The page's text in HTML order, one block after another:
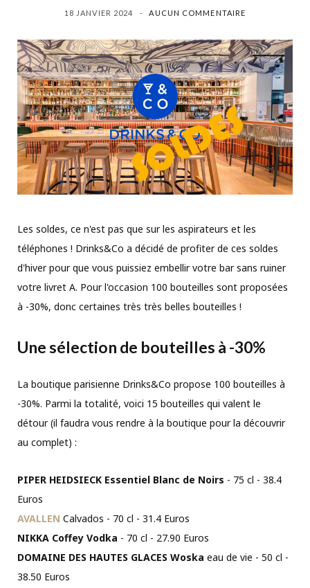
18 JANVIER 2024 AUCUN COMMENTAIRE
Les soldes, ce n'est pas que sur les aspirateurs et les
téléphones ! Drinks&Co a décidé de profiter de ces soldes
d'hiver pour que vous puissiez embellir votre bar sans ruiner
votre livret A. Pour l'occasion 100 bouteilles sont proposées
à -30%, donc certaines très très belles bouteilles !
Une sélection de bouteilles à -30%
La boutique parisienne Drinks&Co propose 100 bouteilles à
-30%. Parmi la totalité, voici 15 bouteilles qui valent le
détour (il faudra vous rendre à la boutique pour la découvrir
au complet) :
PIPER HEIDSIECK Essentiel Blanc de Noirs - 75 cl - 38.4
Euros
AVALLEN Calvados - 70 cl - 31.4 Euros
NIKKA Coffey Vodka - 70 cl - 27.90 Euros
DOMAINE DES HAUTES GLACES Woska eau de vie - 50 cl -
38.50 Euros